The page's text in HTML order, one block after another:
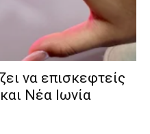
να επισκεφτείς
Νέα Ιωνία